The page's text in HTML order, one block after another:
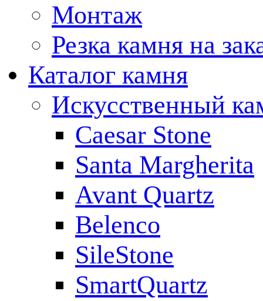
Монтаж
Резка камня на
Каталог камня
Искусственный
Caesar Stone
Santa Margherita
Avant Quartz
Belenco
SileStone
SmartQuartz